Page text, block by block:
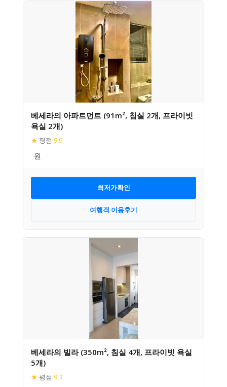
베세라의 아파트먼트 (91m², 침실 2개, 프라이빗
욕실 2개)
★ 평점 9.9
최저가확인
여행객 이용후기
베세라의 빌라 (350m², 침실 4개, 프라이빗 욕실
5개)
★ 평점 9.3